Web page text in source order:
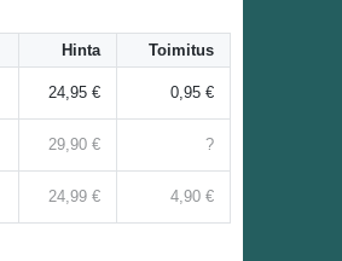
Hinta Toimitus
24,95 € 0,95 €
29,90 € ?
24,99 € 4,90 €